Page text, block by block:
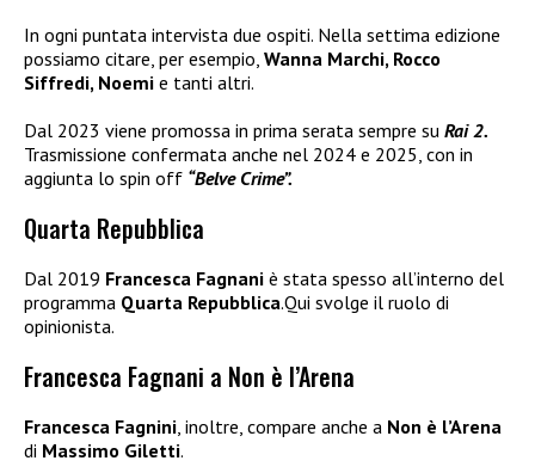
In ogni puntata intervista due ospiti. Nella settima edizione
possiamo citare, per esempio, Wanna Marchi, Rocco
Siffredi, Noemi e tanti altri.
Dal 2023 viene promossa in prima serata sempre su Rai 2.
Trasmissione confermata anche nel 2024 e 2025, con in
aggiunta lo spin off “Belve Crime”.
Quarta Repubblica
Dal 2019 Francesca Fagnani è stata spesso all’interno del
programma Quarta Repubblica.Qui svolge il ruolo di
opinionista.
Francesca Fagnani a Non è l’Arena
Francesca Fagnini , inoltre, compare anche a Non è l’Arena
di Massimo Giletti.